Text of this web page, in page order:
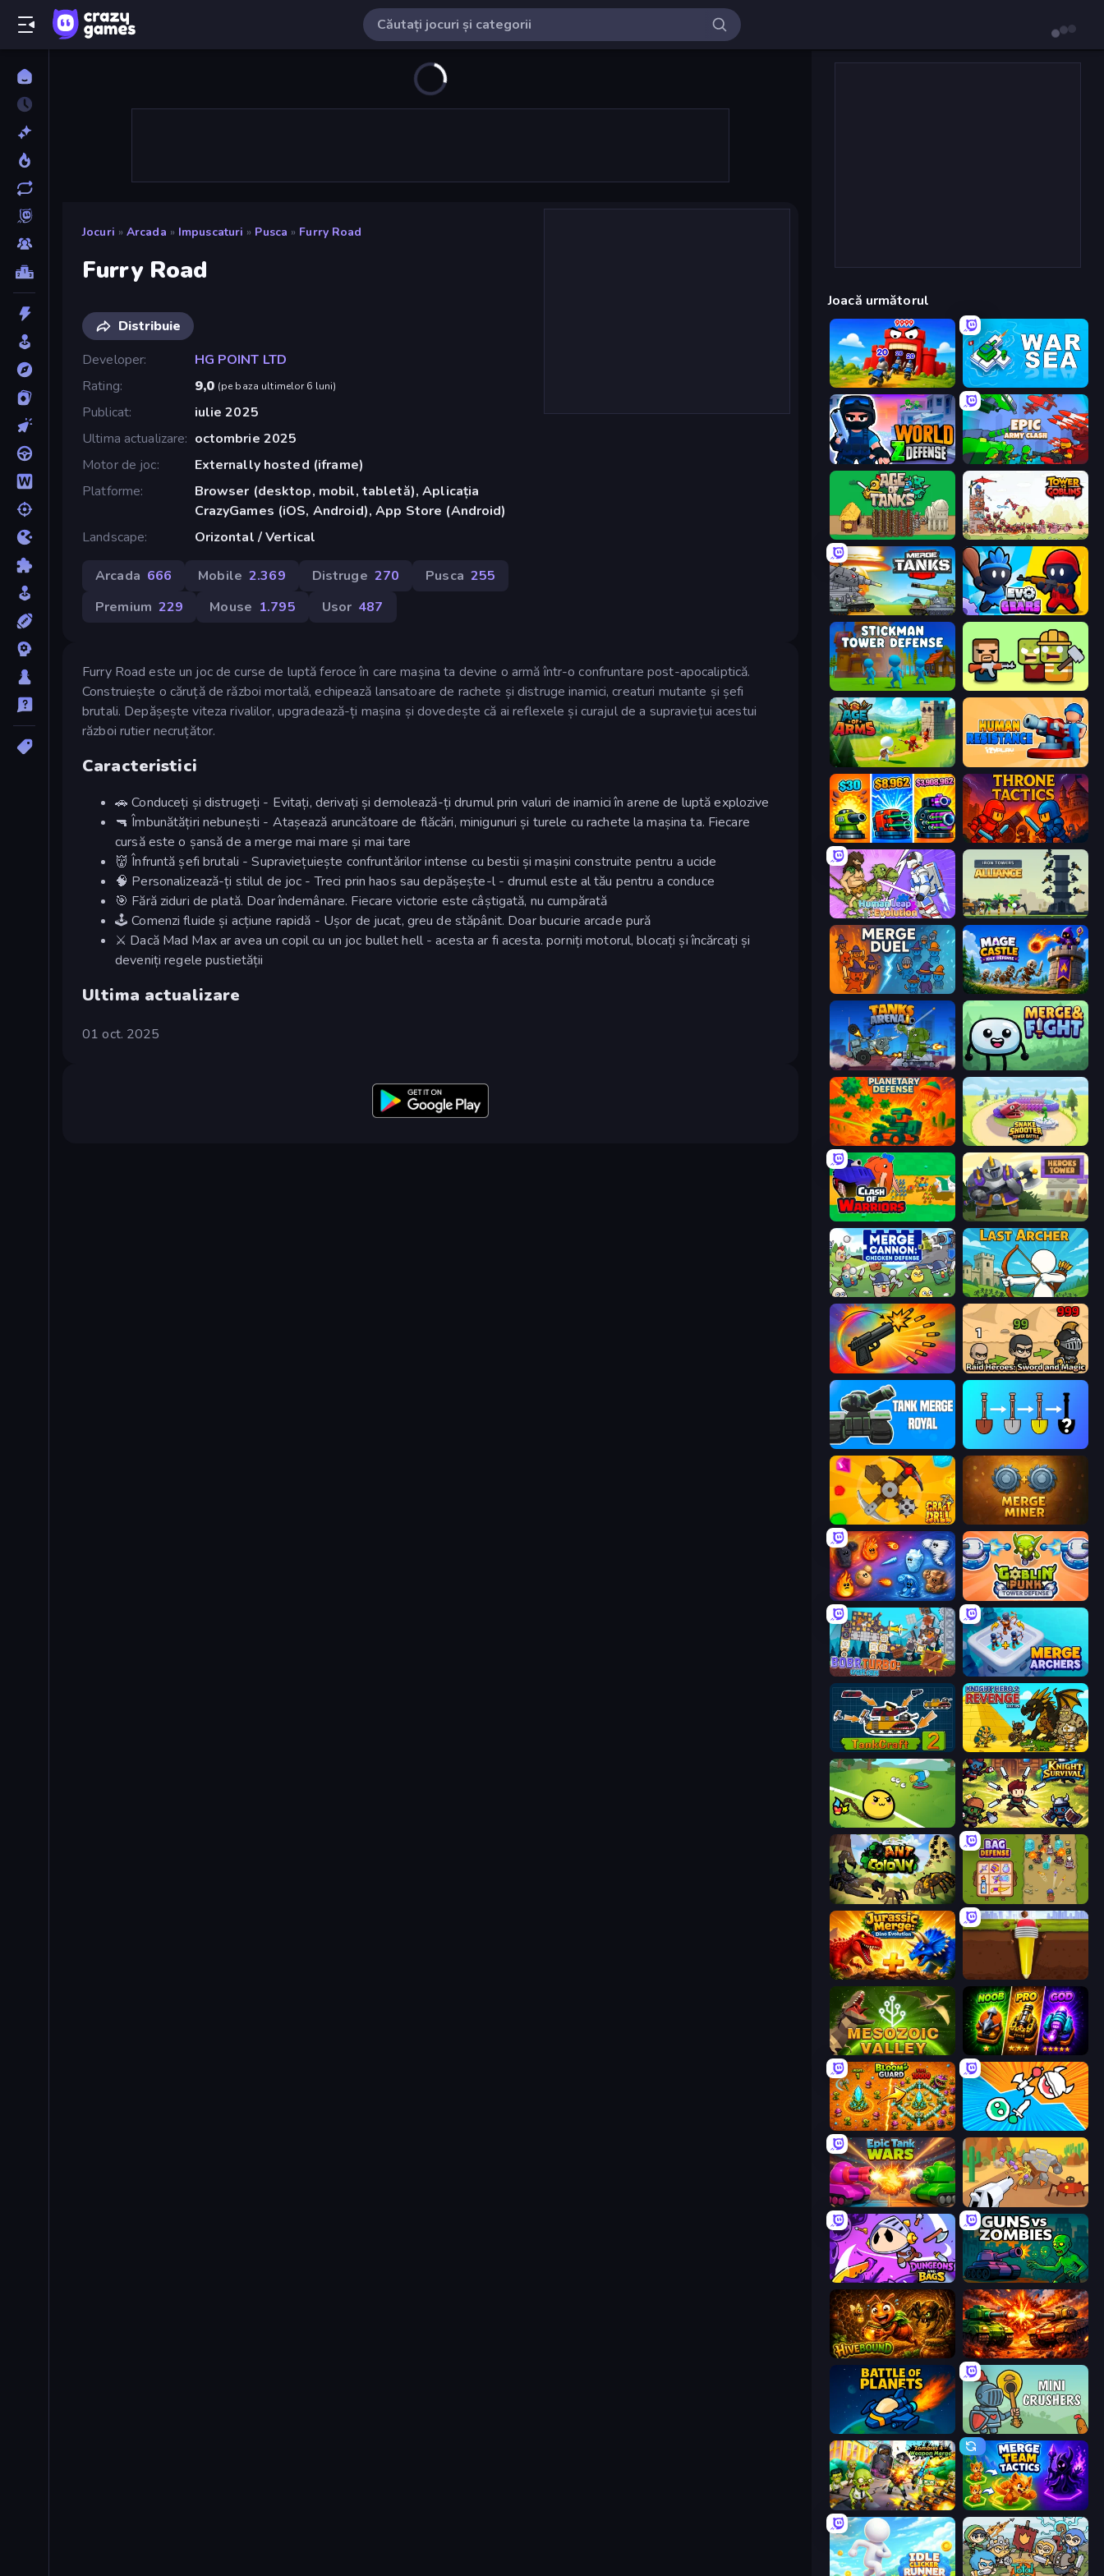
Jocuri » Arcada » Impuscaturi » Pusca » Furry Road
Furry Road
Distribuie
Developer
HG POINT LTD
Rating
9,0 (pe baza ultimelor 6 luni)
Publicat
iulie 2025
Ultima actualizare
octombrie 2025
Motor de joc
Externally hosted (iframe)
Platforme
Browser (desktop, mobil, tabletă), Aplicația
CrazyGames (iOS, Android), App Store (Android)
Landscape
Orizontal / Vertical
Arcada 666 Mobile 2.369 Distruge 270 Pusca 255
Premium 229 Mouse 1.795 Usor 487
Furry Road este un joc de curse de luptă feroce în care mașina ta devine o armă într-o confruntare post-apocaliptică.
Construiește o căruță de război mortală, echipează lansatoare de rachete și distruge inamici, creaturi mutante și șefi
brutali. Depășește viteza rivalilor, upgradează-ți mașina și dovedește că ai reflexele și curajul de a supraviețui acestui
război rutier necruțător.
Caracteristici
🚗 Conduceți și distrugeți - Evitați, derivați și demolează-ți drumul prin valuri de inamici în arene de luptă explozive
🔫 Îmbunătățiri nebunești - Atașează aruncătoare de flăcări, minigunuri și turele cu rachete la mașina ta. Fiecare
cursă este o șansă de a merge mai mare și mai tare
👹 Înfruntă șefi brutali - Supraviețuiește confruntărilor intense cu bestii și mașini construite pentru a ucide
🧠 Personalizează-ți stilul de joc - Treci prin haos sau depășește-l - drumul este al tău pentru a conduce
🎯 Fără ziduri de plată. Doar îndemânare. Fiecare victorie este câștigată, nu cumpărată
🕹️ Comenzi fluide și acțiune rapidă - Ușor de jucat, greu de stăpânit. Doar bucurie arcade pură
⚔️ Dacă Mad Max ar avea un copil cu un joc bullet hell - acesta ar fi acesta. porniți motorul, blocați și încărcați și
deveniți regele pustietății
Ultima actualizare
01 oct. 2025
Joacă următorul
TimeWarriors War Sea
World Z Defense - Zombie Defense Epic Army Clash
Age of Tanks Warriors: TD War Tower vs Goblins
Merge Master Tanks: Tank Wars Evo Gears
Zombie Horde: Build & Survive
Age Of Arms Human Resistance
Pumpkin Defense: Merge Cannon Throne Tactics
Human Leap: Evolution Iron Towers Alliance
MergeDuel.io Mage Castle Idle Defense
Tanks Arena io: Craft & Combat Merge & Fight
Planetary Defense Snake Shooter: Tower Battle
Clash of Warriors Heroes Tower
Merge Cannon: Chicken Defense Last Archer
Chair Force Buzz Raid Heroes: Sword and Magic
Tank Merge Royal
Craft Drill Merge Miner
Elemental Merge Goblin Punk Tower Defense
Bobr Turbo: Craft Cars Merge Archers
TankCraft 2 Knight Hero 2 Revenge Idle RPG
Monster Mixer Idle Knight Survival
Ant Colony: New War Bag Defense
Jurassic Merge: Dino Evolution Pen Dig
Cell to Singularity: Mesozoic Valley Merge Survival
BloomGuard Merge Knights!
Tanks Merge Idle Gun Survivor
Dungeons and Bags Guns vs Zombies
Hivebound War Machine Clash
Battle of the Planets Mini Crushers
Zombies 4 Weapon Merge Merge Team Tactics